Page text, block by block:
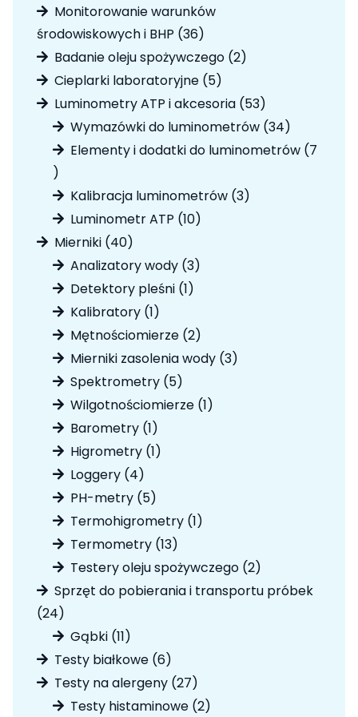
produktów
Monitorowanie warunków
środowiskowych i BHP 3636
produktów
Badanie oleju spożywczego 22
Cieplarki laboratoryjne 55
produktów
Luminometry ATP i akcesoria 5353
produkty
Wymazówki do luminometrów 3434
produkty
Elementy i dodatki do luminometrów 7
7
produktów
Kalibracja luminometrów 33
Luminometr ATP 1010
Mierniki 4040
produktów
Analizatory wody 33
Detektory pleśni 11
Kalibratory 11
produkt
Mętnościomierze 22
produkty
Mierniki zasolenia wody 33
Spektrometry 55
produktów
Wilgotnościomierze 11
Barometry 11
produkt
Higrometry 11
Loggery 44
produkty
PH-metry 55
produktów
Termohigrometry 11
Termometry 1313
produktów
Testery oleju spożywczego 22
produkty
Sprzęt do pobierania i transportu próbek
2424
produkty
Gąbki 1111
produktów
Testy białkowe 66
produktów
Testy na alergeny 2727
produktów
Testy histaminowe 22